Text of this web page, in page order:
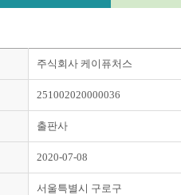
주식회사 케이퓨처스
251002020000036
출판사
2020-07-08
서울특별시 구로구